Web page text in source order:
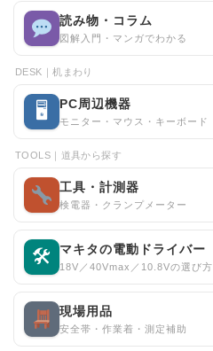
読み物・コラム
図解入門・マンガでわかる
DESK｜机まわり
🖥 PC周辺機器
モニター・マウス・キーボード
TOOLS｜道具から探す
工具・計測器
検電器・クランプメーター
🛠 マキタの電動ドライバー
18V／40Vmax／10.8Vの選び方
現場用品
安全帯・作業着・測定補助